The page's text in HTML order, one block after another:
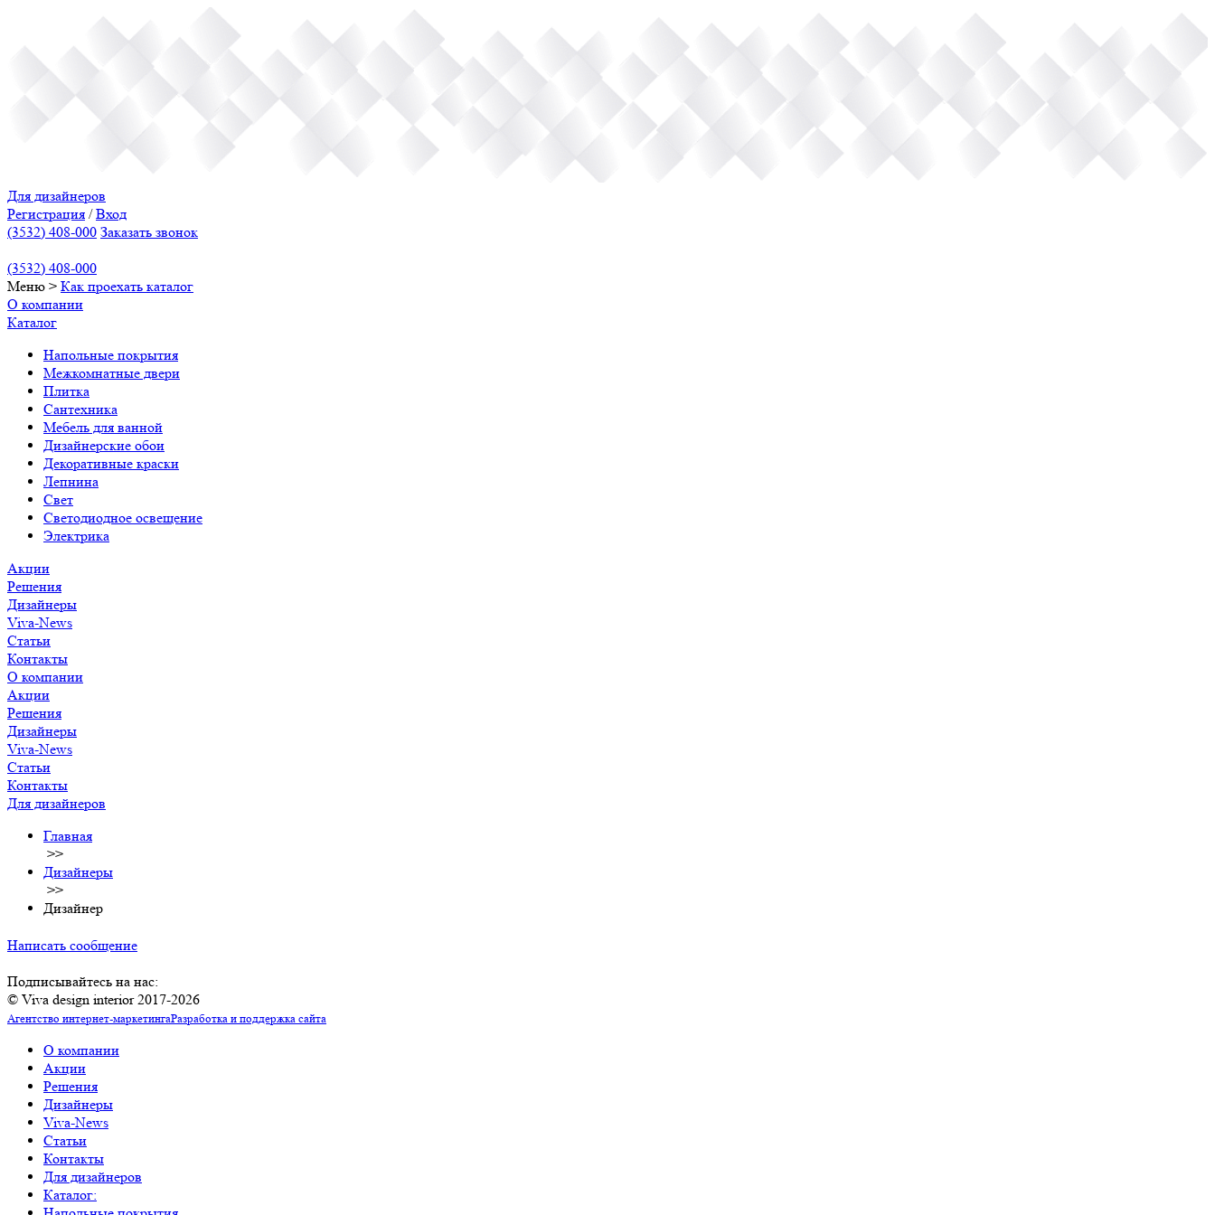
Для дизайнеров
Регистрация /Вход
(3532) 408-000 Заказать звонок
(3532) 408-000
Меню > Как проехать каталог
О компании
Каталог
Напольные покрытия
Межкомнатные двери
Плитка
Сантехника
Мебель для ванной
Дизайнерские обои
Декоративные краски
Лепнина
Свет
Светодиодное освещение
Электрика
Акции
Решения
Дизайнеры
Viva-News
Статьи
Контакты
О компании
Акции
Решения
Дизайнеры
Viva-News
Статьи
Контакты
Для дизайнеров
Главная
>>
Дизайнеры
>>
Дизайнер
Написать сообщение
Подписывайтесь на нас:
© Viva design interior 2017-2026
Агентство интернет-маркетингаРазработка и поддержка сайта
О компании
Акции
Решения
Дизайнеры
Viva-News
Статьи
Контакты
Для дизайнеров
Каталог: